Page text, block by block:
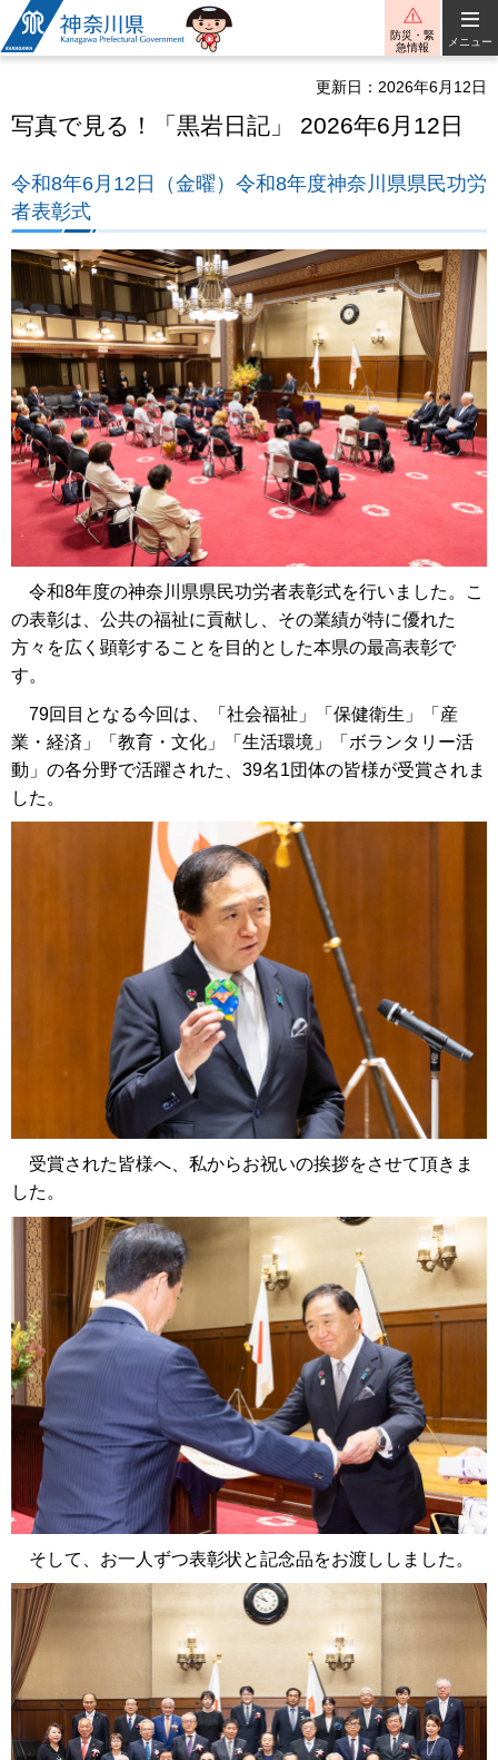
神奈川県
防災・緊
急情報
メニュー
更新日：2026年6月12日
写真で見る！「黒岩日記」 2026年6月12日
令和8年6月12日（金曜）令和8年度神奈川県県民功労
者表彰式
令和8年度の神奈川県県民功労者表彰式を行いました。こ
の表彰は、公共の福祉に貢献し、その業績が特に優れた
方々を広く顕彰することを目的とした本県の最高表彰で
す。
79回目となる今回は、「社会福祉」「保健衛生」「産
業・経済」「教育・文化」「生活環境」「ボランタリー活
動」の各分野で活躍された、39名1団体の皆様が受賞されま
した。
受賞された皆様へ、私からお祝いの挨拶をさせて頂きま
した。
そして、お一人ずつ表彰状と記念品をお渡ししました。